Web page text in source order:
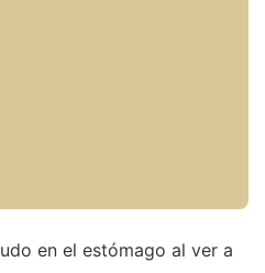
en el estómago al ver a